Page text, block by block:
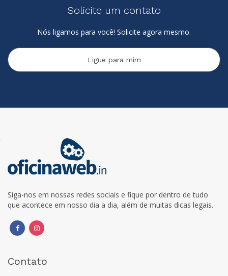
Solicite um contato
Nós ligamos para você! Solicite agora mesmo.
Ligue para mim
Siga-nos em nossas redes sociais e fique por dentro de tudo
que acontece em nosso dia a dia, além de muitas dicas legais.
Contato